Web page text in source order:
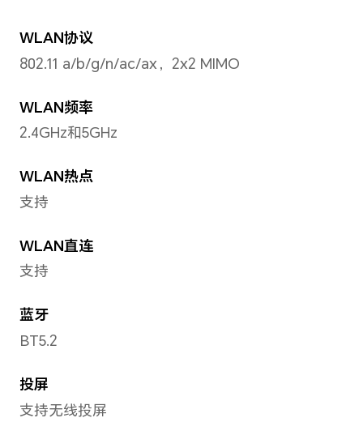
前置摄像头照片分辨率
最大可支持 4608×3456像素
最大可支持1920×1080像素
备注：不同拍摄模式的视频像素可能
前置摄像头视频拍摄
最大可支持1080P视频录制